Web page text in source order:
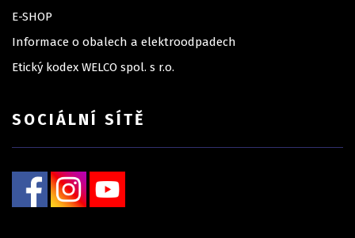
E-SHOP
Informace o obalech a elektroodpadech
Etický kodex WELCO spol. s r.o.
SOCIÁLNÍ SÍTĚ